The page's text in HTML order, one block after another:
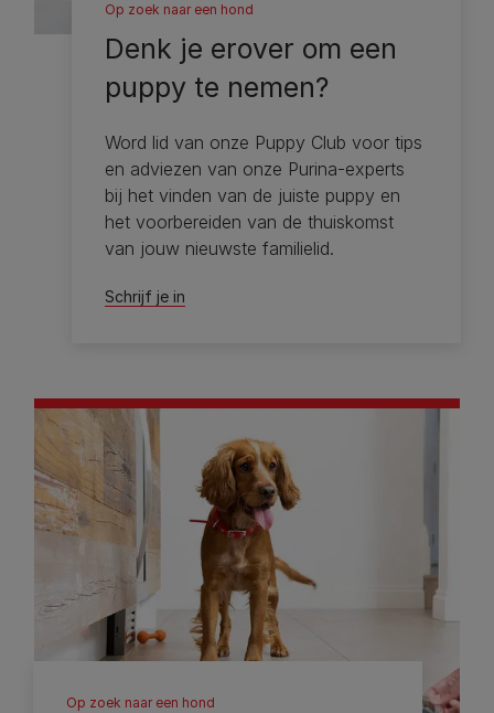
Op zoek naar een hond
Denk je erover om een ​​
puppy te nemen?
Word lid van onze Puppy Club voor tips
en adviezen van onze Purina-experts
bij het vinden van de juiste puppy en
het voorbereiden van de thuiskomst
van jouw nieuwste familielid.
Schrijf je in
Op zoek naar een hond